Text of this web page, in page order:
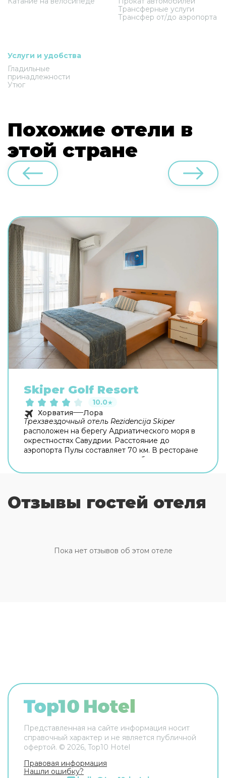
Трансферные услуги
Трансфер от/до аэропорта
Услуги и удобства
Гладильные
принадлежности
Утюг
Похожие отели в
этой стране
Skiper Golf Resort
10.0★
Хорватия
Лора
Трехзвездочный отель Rezidencija Skiper
расположен на берегу Адриатического моря в
окрестностях Савудрии. Расстояние до
аэропорта Пулы составляет 70 км. В ресторане
отеля вам подадут изысканные блюда
кухне. В апарт-отеле есть Rezidencija Skiper
открытый бассейн с террасой для загара,
При желании вы сможете взять напрокат
велосипед или автомобиль и отправиться в
Отзывы гостей отеля
Пока нет отзывов об этом отеле
Представленная на сайте информация носит
справочный характер и не является публичной
офертой. © 2026, Top10 Hotel
Правовая информация
Нашли ошибку?